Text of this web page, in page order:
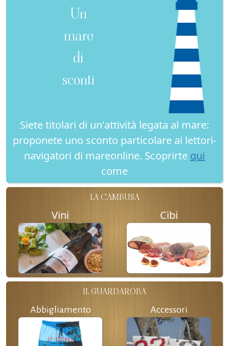
Un
mare
di
sconti
Siete titolari di un'attività legata al mare:
proponete uno sconto particolare ai lettori-
navigatori di mareonline. Scoprirte qui
come
LA CAMBUSA
Vini Cibi
IL GUARDAROBA
Abbigliamento Accessori